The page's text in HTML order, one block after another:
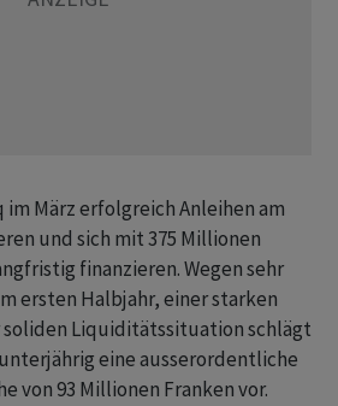
März erfolgreich Anleihen am
und sich mit 375 Millionen
finanzieren. Wegen sehr
ersten Halbjahr, einer starken
soliden Liquiditätssituation schlägt
eine ausserordentliche
von 93 Millionen Franken vor.